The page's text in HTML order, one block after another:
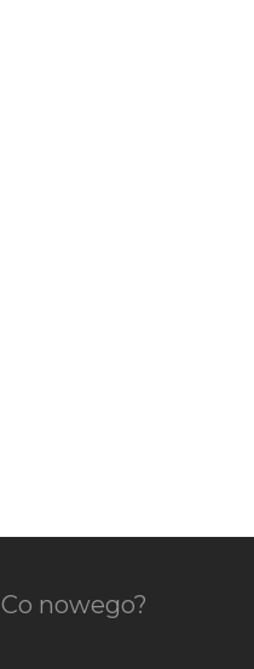
Co nowego?